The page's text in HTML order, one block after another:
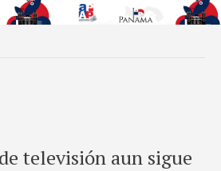
televisión aun sigue